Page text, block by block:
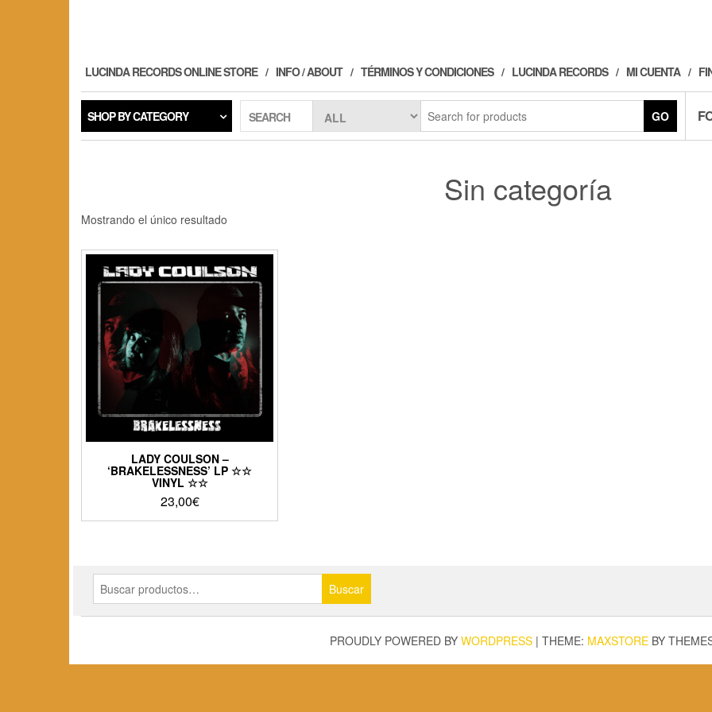
LUCINDA RECORDS ONLINE STORE
INFO / ABOUT TÉRMINOS Y CONDICIONES LUCINDA RECORDS MI CUENTA
SHOP BY CATEGORY SEARCH GO
Sin categoría
Mostrando el único resultado
LADY COULSON –
‘BRAKELESSNESS’ LP ☆☆
VINYL ☆☆
23,00€
por:
Buscar
PROUDLY POWERED BY WORDPRESS | THEME: MAXSTORE BY